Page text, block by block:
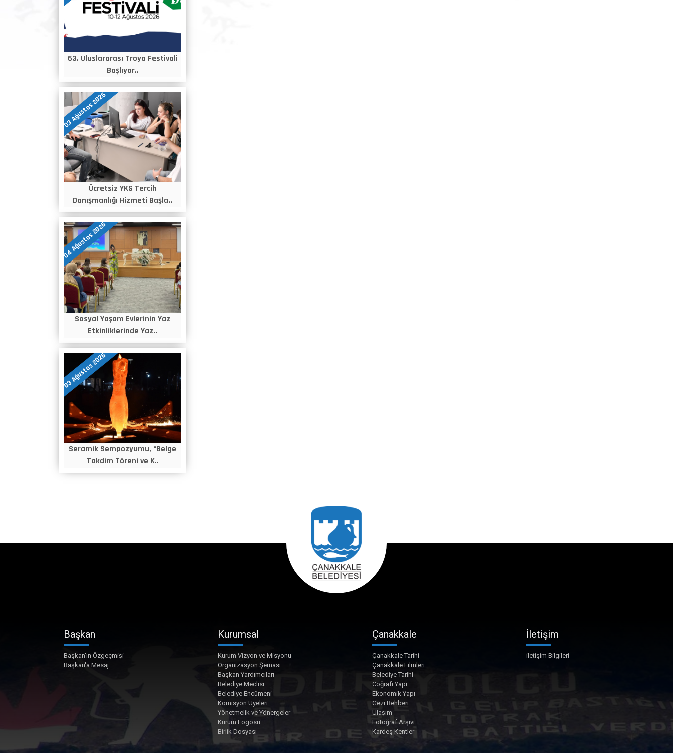
63. Uluslararası Troya Festivali
Başlıyor..
03 Ağustos 2026
Ücretsiz YKS Tercih
Danışmanlığı Hizmeti Başla..
04 Ağustos 2026
Sosyal Yaşam Evlerinin Yaz
Etkinliklerinde Yaz..
03 Ağustos 2026
Seramik Sempozyumu, “Belge
Takdim Töreni ve K..
Başkan
Başkan'ın Özgeçmişi
Başkan'a Mesaj
Kurumsal
Kurum Vizyon ve Misyonu
Organizasyon Şeması
Başkan Yardımcıları
Belediye Meclisi
Belediye Encümeni
Komisyon Üyeleri
Yönetmelik ve Yönergeler
Kurum Logosu
Birlik Dosyası
Çanakkale
Çanakkale Tarihi
Çanakkale Filmleri
Belediye Tarihi
Coğrafi Yapı
Ekonomik Yapı
Gezi Rehberi
Ulaşım
Fotoğraf Arşivi
Kardeş Kentler
İletişim
iletişim Bilgileri